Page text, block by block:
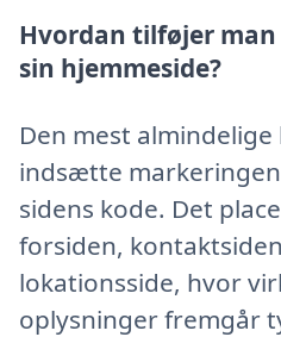
Hvordan tilføjer man
sin hjemmeside?
Den mest
indsætte markeringen
sidens kode. Det
forsiden,
lokationsside, hvor
oplysninger fremgår